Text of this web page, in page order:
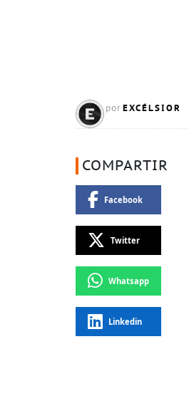
por EXCÉLSIOR
COMPARTIR
Facebook
Twitter
Whatsapp
Linkedin